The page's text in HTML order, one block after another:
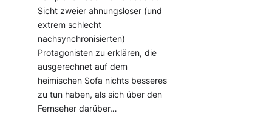
Sicht zweier ahnungsloser (und
extrem schlecht
nachsynchronisierten)
Protagonisten zu erklären, die
ausgerechnet auf dem
heimischen Sofa nichts besseres
zu tun haben, als sich über den
Fernseher darüber…